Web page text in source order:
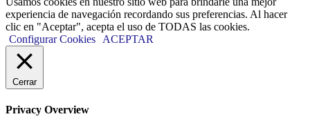
experiencia de navegación recordando sus preferencias. Al hacer
clic en "Aceptar", acepta el uso de TODAS las cookies.
Configurar Cookies
ACEPTAR
Cerrar
Privacy Overview